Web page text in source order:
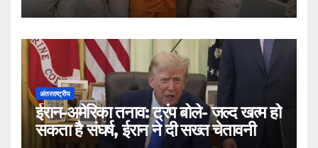
अंतरराष्ट्रीय
ईरान-अमेरिका तनाव: ट्रंप बोले- जल्द खत्म हो
सकता है संघर्ष, ईरान ने दी सख्त चेतावनी